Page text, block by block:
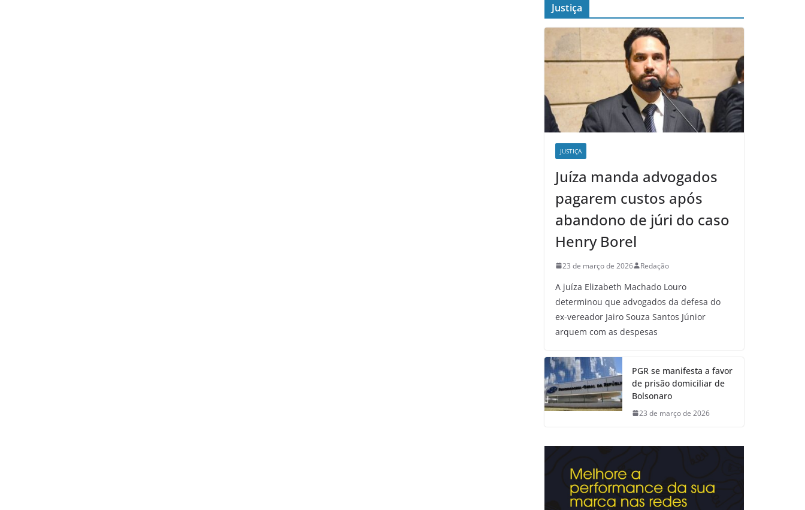
Justiça
JUSTIÇA
Juíza manda advogados
pagarem custos após
abandono de júri do caso
Henry Borel
23 de março de 2026 Redação
A juíza Elizabeth Machado Louro
determinou que advogados da defesa do
ex-vereador Jairo Souza Santos Júnior
arquem com as despesas
PGR se manifesta a favor
de prisão domiciliar de
Bolsonaro
23 de março de 2026